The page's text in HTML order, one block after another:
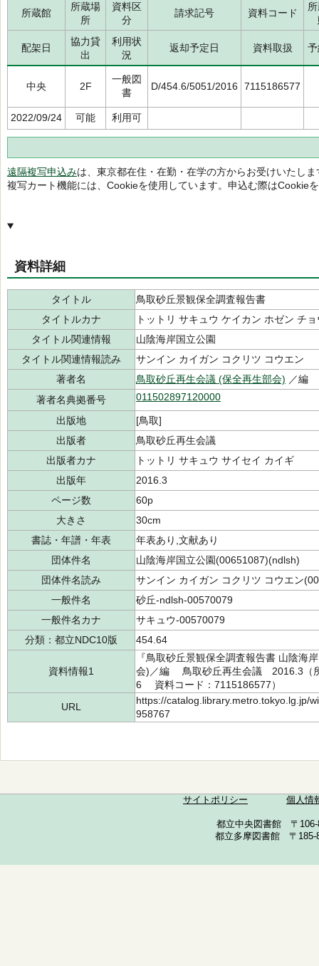
所蔵館
所蔵場
所
資料区
分
請求記号 資料コード
配架日
協力貸
出
利用状
況
返却予定日 資料取扱
中央 2F
一般図
書
D/454.6/5051/2016 7115186577
2022/09/24 可能 利用可
遠隔複写申込みは、東京都在住・在勤・在学の方からお受けいたしま
複写カート機能には、Cookieを使用しています。申込む際はCookie
資料詳細
タイトル
鳥取砂丘景観保全調査報告書
タイトルカナ
トットリ サキュウ ケイカン ホゼン チ
タイトル関連情報
山陰海岸国立公園
タイトル関連情報読み
サンイン カイガン コクリツ コウエン
著者名
鳥取砂丘再生会議 (保全再生部会) ／編
著者名典拠番号
011502897120000
出版地
[鳥取]
出版者
鳥取砂丘再生会議
出版者カナ
トットリ サキュウ サイセイ カイギ
出版年
2016.3
ページ数
60p
大きさ
30cm
書誌・年譜・年表
年表あり,文献あり
団体件名
山陰海岸国立公園(00651087)(ndlsh)
団体件名読み
サンイン カイガン コクリツ コウエン
一般件名
砂丘-ndlsh-00570079
一般件名カナ
サキュウ-00570079
分類：都立NDC10版
454.64
資料情報1
『鳥取砂丘景観保全調査報告書 山陰
会)／編 鳥取砂丘再生会議 2016.3（
6 資料コード：7115186577）
URL
https://catalog.library.metro.tokyo.lg.jp/
958767
サイトポリシー 個人情
都立中央図書館 〒
都立多摩図書館 〒185-